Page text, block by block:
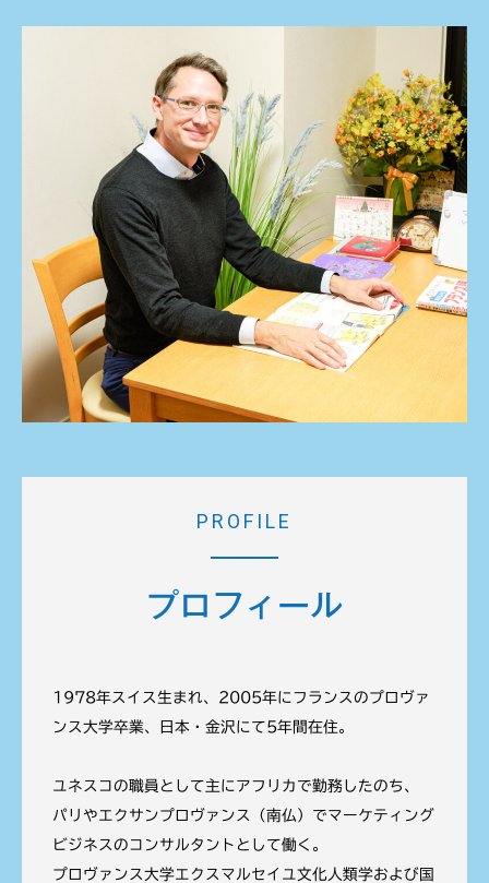
PROFILE
プロフィール
1978年スイス生まれ、2005年にフランスのプロヴァ
ンス大学卒業、日本・金沢にて5年間在住。
ユネスコの職員として主にアフリカで勤務したのち、
パリやエクサンプロヴァンス（南仏）でマーケティング
ビジネスのコンサルタントとして働く。
プロヴァンス大学エクスマルセイユ文化人類学および国